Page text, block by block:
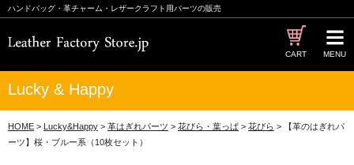
ハンドバッグ・革チャーム・レザークラフト用パーツの販売
MENU
CART
Lucky & Happy
HOME > Lucky&Happy > 革はぎれパーツ > 花びら・葉っぱ > 花びら > 【革のはぎれパ
ーツ】桜・ブルー系（10枚セット）